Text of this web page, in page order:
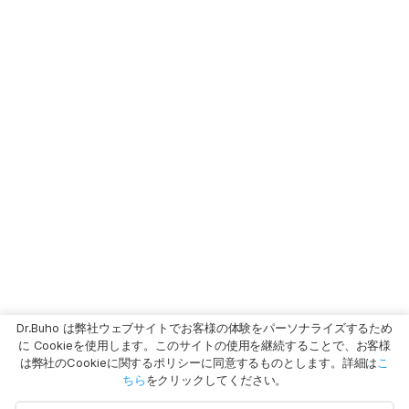
Dr.Buho は弊社ウェブサイトでお客様の体験をパーソナライズするため
に Cookieを使用します。このサイトの使用を継続することで、お客様
は弊社のCookieに関するポリシーに同意するものとします。詳細は こ
ちらをクリックしてください。